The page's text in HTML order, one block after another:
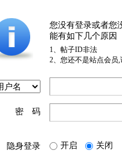
您没有登录或者您
能有如下几个原因
1、帖子ID非法
2、您还不是站点会员
密 码
隐身登录 开启 关闭